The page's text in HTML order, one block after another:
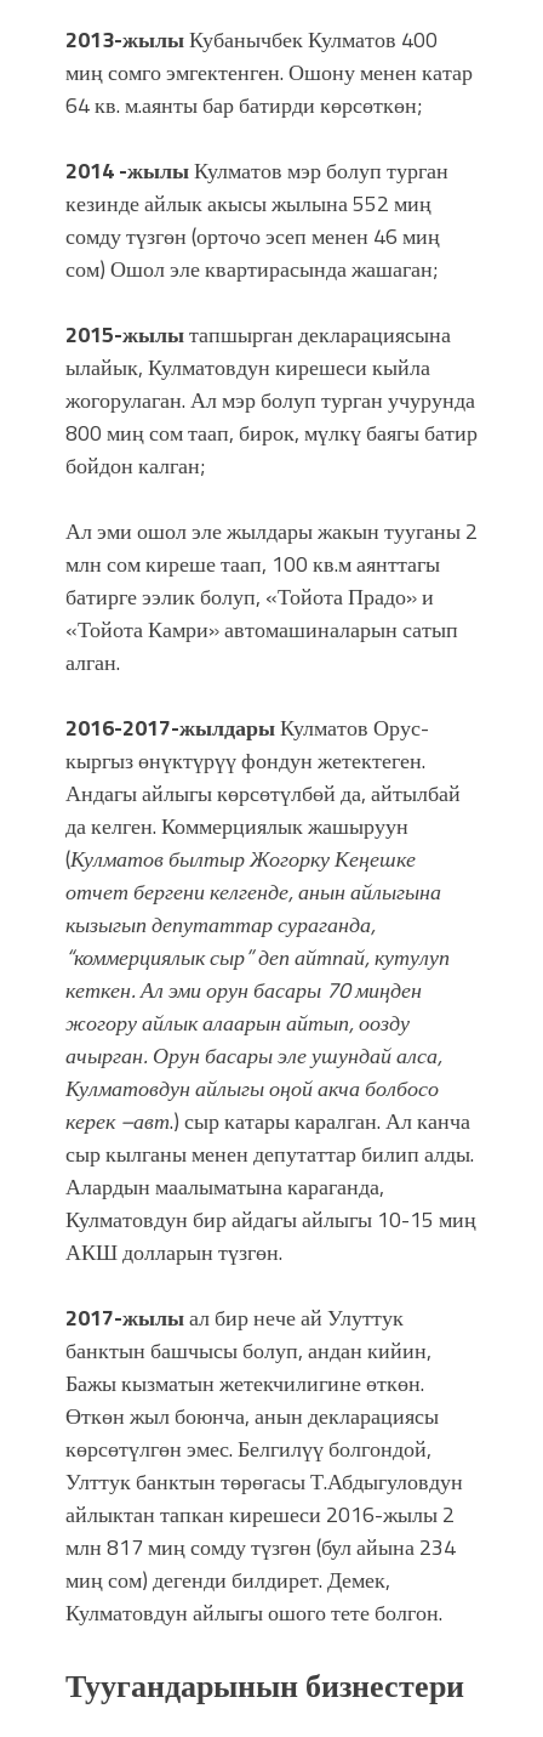
2013-жылыКубанычбек Кулматов 400
миң сомго эмгектенген. Ошону менен катар
64 кв. м.аянты бар батирди көрсөткөн;
2014 -жылыКулматов мэр болуп турган
кезинде айлык акысы жылына 552 миң
сомду түзгөн (орточо эсеп менен 46 миң
сом) Ошол эле квартирасында жашаган;
2015-жылытапшырган декларациясына
ылайык, Кулматовдун кирешеси кыйла
жогорулаган. Ал мэр болуп турган учурунда
800 миң сом таап, бирок, мүлкү баягы батир
бойдон калган;
Ал эми ошол эле жылдары жакын тууганы 2
млн сом киреше таап, 100 кв.м аянттагы
батирге ээлик болуп, «Тойота Прадо» и
«Тойота Камри» автомашиналарын сатып
алган.
2016-2017-жылдарыКулматов Орус-
кыргыз өнүктүрүү фондун жетектеген.
Андагы айлыгы көрсөтүлбөй да, айтылбай
да келген. Коммерциялык жашыруун
(Кулматов былтыр Жогорку Кеңешке
отчет бергени келгенде, анын айлыгына
кызыгып депутаттар сураганда,
“коммерциялык сыр” деп айтпай, кутулуп
кеткен. Ал эми орун басары 70 миңден
жогору айлык алаарын айтып, оозду
ачырган. Орун басары эле ушундай алса,
Кулматовдун айлыгы оңой акча болбосо
керек –авт.) сыр катары каралган. Ал канча
сыр кылганы менен депутаттар билип алды.
Алардын маалыматына караганда,
Кулматовдун бир айдагы айлыгы 10-15 миң
АКШ долларын түзгөн.
2017-жылыал бир нече ай Улуттук
банктын башчысы болуп, андан кийин,
Бажы кызматын жетекчилигине өткөн.
Өткөн жыл боюнча, анын декларациясы
көрсөтүлгөн эмес. Белгилүү болгондой,
Улттук банктын төрөгасы Т.Абдыгуловдун
айлыктан тапкан кирешеси 2016-жылы 2
млн 817 миң сомду түзгөн (бул айына 234
миң сом) дегенди билдирет. Демек,
Кулматовдун айлыгы ошого тете болгон.
Туугандарынын бизнестери